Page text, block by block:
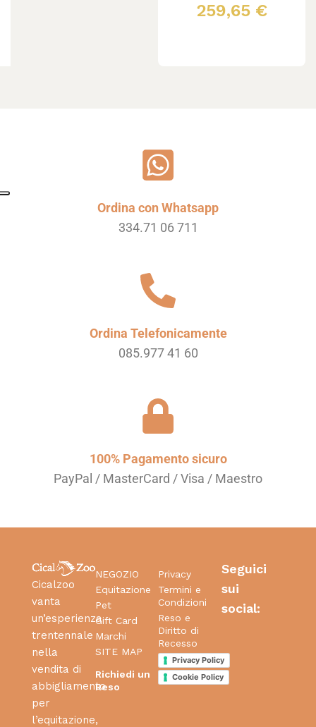
259,65 €
Ordina con Whatsapp
334.71 06 711
Ordina Telefonicamente
085.977 41 60
100% Pagamento sicuro
PayPal / MasterCard / Visa / Maestro
Cicalzoo
vanta
un’esperienza
trentennale
nella
vendita di
abbigliamento
per
l’equitazione,
NEGOZIO
Equitazione
Pet
Gift Card
Marchi
SITE MAP
Richiedi un
Reso
Privacy
Termini e
Condizioni
Reso e
Diritto di
Recesso
Privacy Policy
Cookie Policy
Seguici
sui
social: